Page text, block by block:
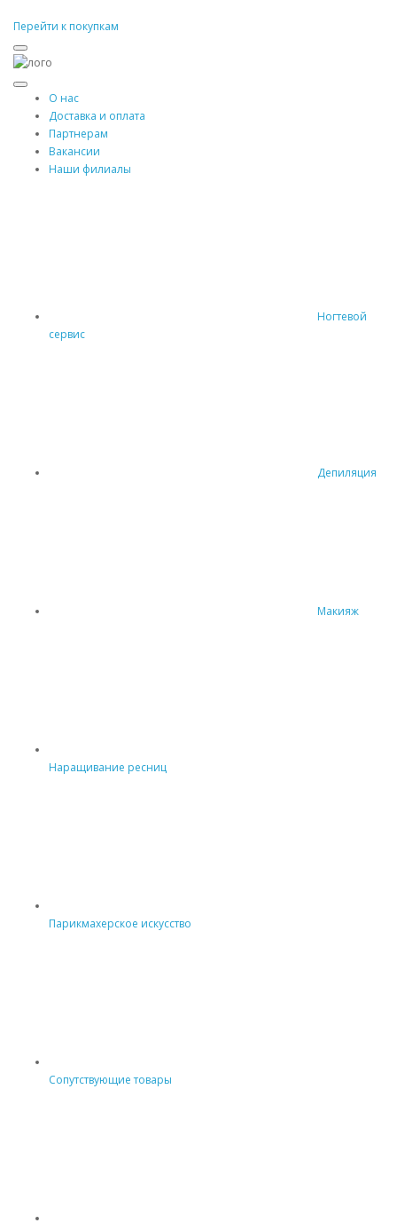
Перейти к покупкам
О нас
Доставка и оплата
Партнерам
Вакансии
Наши филиалы
Ногтевой
сервис
Депиляция
Макияж
Наращивание ресниц
Парикмахерское искусство
Сопутствующие товары